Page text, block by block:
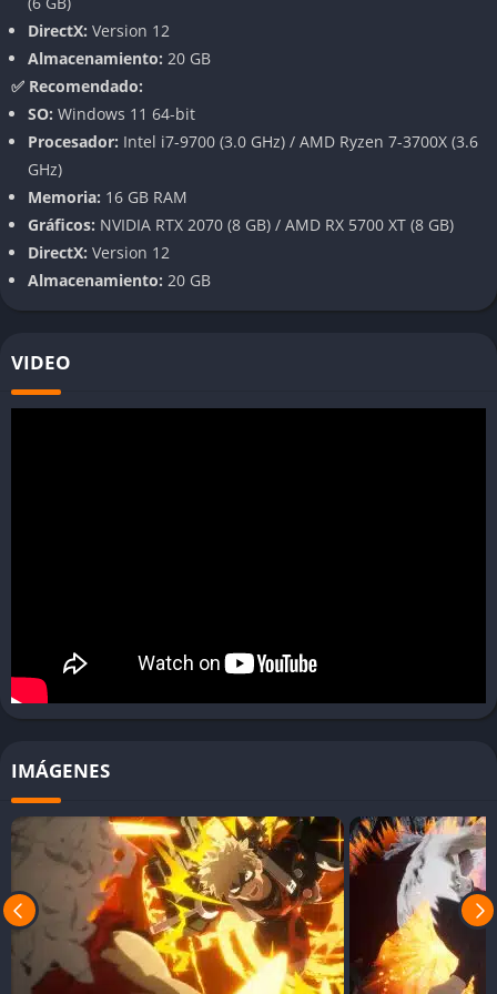
Combate rápido y accesible
El sistema de control es simple, pero ofrece suficiente
profundidad para quienes buscan dominar combos y defensas.
Cada golpe tiene peso, y los ataques especiales llenan la
pantalla de energía.
Modos de juego variados
Incluye modo historia, batallas locales y online, además de
desafíos donde puedes mejorar tus estadísticas. El progreso
Gráficos de MY HERO ACADEMIA: All’s
Justice
Las batallas generan explosiones, ondas de choque y partículas
que llenan la pantalla, reforzando la sensación de poder y
Rendimiento sólido
En PC, el juego corre fluido, con tiempos de carga breves y
soporte para resoluciones altas, lo que mejora la claridad y la
velocidad de las peleas.
Pro e Contro
DirectX: Version 12
Almacenamiento: 20 GB
✅ Recomendado:
SO: Windows 11 64-bit
Procesador: Intel i7-9700 (3.0 GHz) / AMD Ryzen 7-3700X (3.6
GHz)
Memoria: 16 GB RAM
Gráficos: NVIDIA RTX 2070 (8 GB) / AMD RX 5700 XT (8 GB)
DirectX: Version 12
Almacenamiento: 20 GB
VIDEO
IMÁGENES